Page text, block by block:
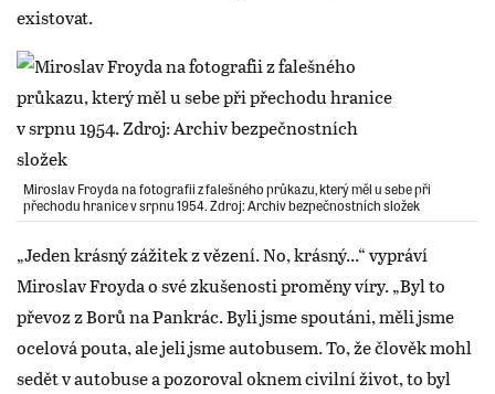
existovat.
Miroslav Froyda na fotografii z falešného průkazu, který měl u sebe při
přechodu hranice v srpnu 1954. Zdroj: Archiv bezpečnostních složek
„Jeden krásný zážitek z vězení. No, krásný...“ vypráví
Miroslav Froyda o své zkušenosti proměny víry. „Byl to
převoz z Borů na Pankrác. Byli jsme spoutáni, měli jsme
ocelová pouta, ale jeli jsme autobusem. To, že člověk mohl
sedět v autobuse a pozoroval oknem civilní život, to byl